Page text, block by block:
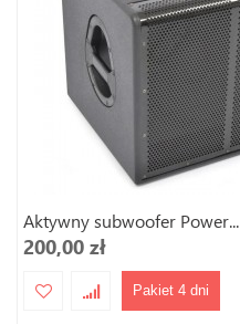
Aktywny subwoofer Power...
200,00 zł
Pakiet 4 dni